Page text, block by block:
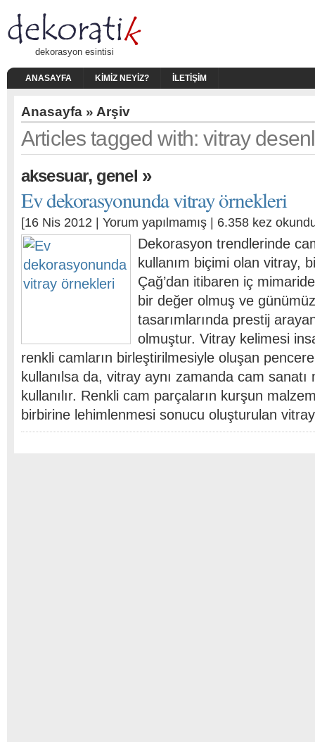
dekorasyon esintisi
ANASAYFA KIMIZ NEYIZ? İLETIŞIM
Anasayfa » Arşiv
Articles tagged with: vitray
aksesuar, genel »
Ev dekorasyonunda vitray örnekleri
[16 Nis 2012 | Yorum yapılmamış | 6.358 kez
Dekorasyon trendlerinde
kullanım biçimi olan vitray,
Çağ’dan itibaren iç
bir değer olmuş ve
tasarımlarında prestij
olmuştur. Vitray kelimesi
renkli camların birleştirilmesiyle oluşan
kullanılsa da, vitray aynı zamanda cam sanatı
kullanılır. Renkli cam parçaların kurşun
birbirine lehimlenmesi sonucu oluşturulan